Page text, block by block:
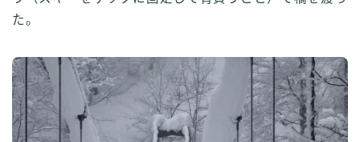
た。